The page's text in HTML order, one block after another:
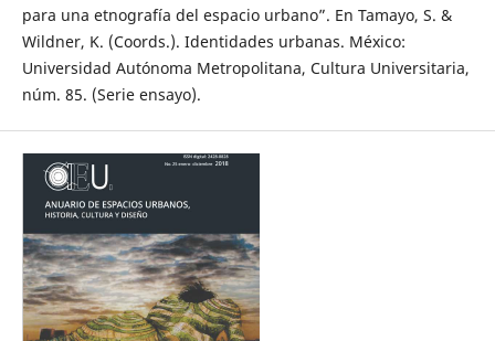
para una etnografía del espacio urbano”. En Tamayo, S. &
Wildner, K. (Coords.). Identidades urbanas. México:
Universidad Autónoma Metropolitana, Cultura Universitaria,
núm. 85. (Serie ensayo).